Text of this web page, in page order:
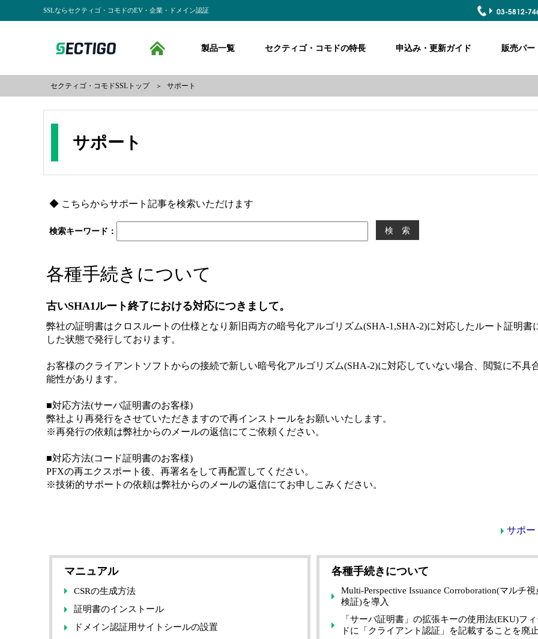
SSLならセクティゴ・コモドのEV・企業・ドメイン認証 03-5812-
SECTIGO formerly COMODO
HOME
製品一覧 セクティゴ・コモドの特長 申込み・更新ガイド 販売パー
セクティゴ・コモドSSLトップ ＞ サポート
サポート
◆ こちらからサポート記事を検索いただけます
検索キーワード：
各種手続きについて
古いSHA1ルート終了における対応につきまして。
弊社の証明書はクロスルートの仕様となり新旧両方の暗号化アルゴリズム(SHA-1,SHA-2)に対応したルート証明書
した状態で発行しております。
お客様のクライアントソフトからの接続で新しい暗号化アルゴリズム(SHA-2)に対応していない場合、閲覧に不具
能性があります。
■対応方法(サーバ証明書のお客様)
弊社より再発行をさせていただきますので再インストールをお願いいたします。
※再発行の依頼は弊社からのメールの返信にてご依頼ください。
■対応方法(コード証明書のお客様)
PFXの再エクスポート後、再署名をして再配置してください。
※技術的サポートの依頼は弊社からのメールの返信にてお申しこみください。
サポー
マニュアル
CSRの生成方法
証明書のインストール
ドメイン認証用サイトシールの設置
各種手続きについて
Multi-Perspective Issuance Corroboration(マルチ
検証)を導入
「サーバ証明書」の拡張キーの使用法(EKU)フ
ドに「クライアント認証」を記載することを廃止